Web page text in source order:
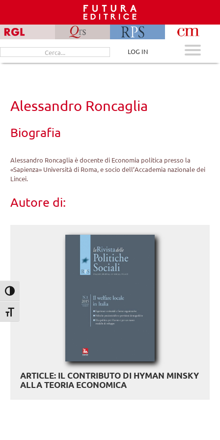
Attiva/disattiva alto contrasto
Attiva/disattiva dimensione testo
content
Cerca
per:
LOG IN
Alessandro Roncaglia
Biografia
Alessandro Roncaglia è docente di Economia politica presso la
«Sapienza» Università di Roma, e socio dell’Accademia nazionale dei
Lincei.
Autore di:
ARTICLE: IL CONTRIBUTO DI HYMAN MINSKY
ALLA TEORIA ECONOMICA